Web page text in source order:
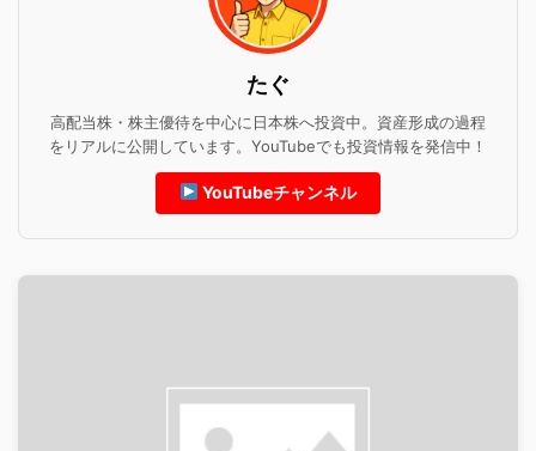
たぐ
高配当株・株主優待を中心に日本株へ投資中。資産形成の過程
をリアルに公開しています。YouTubeでも投資情報を発信中！
YouTubeチャンネル